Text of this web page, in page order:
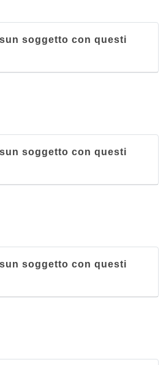
soggetto con questi
soggetto con questi
soggetto con questi